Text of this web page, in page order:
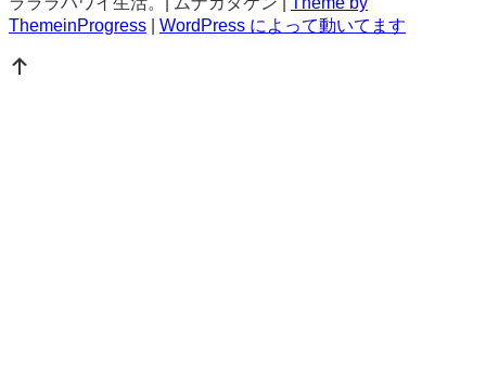
ThemeinProgress
WordPress によって動いてます